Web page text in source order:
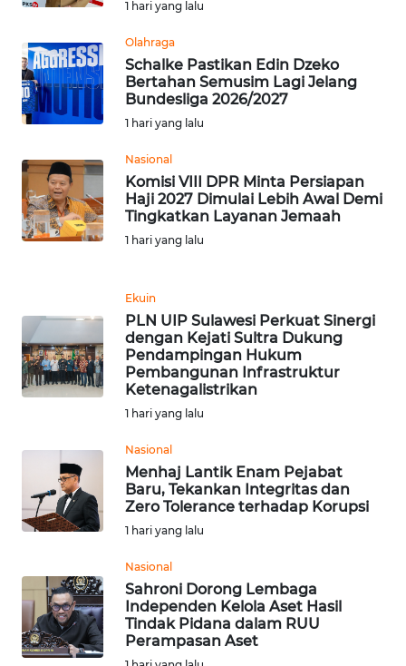
1 hari yang lalu
Olahraga
Schalke Pastikan Edin Dzeko
Bertahan Semusim Lagi Jelang
Bundesliga 2026/2027
1 hari yang lalu
Nasional
Komisi VIII DPR Minta Persiapan
Haji 2027 Dimulai Lebih Awal Demi
Tingkatkan Layanan Jemaah
1 hari yang lalu
Ekuin
PLN UIP Sulawesi Perkuat Sinergi
dengan Kejati Sultra Dukung
Pendampingan Hukum
Pembangunan Infrastruktur
Ketenagalistrikan
1 hari yang lalu
Nasional
Menhaj Lantik Enam Pejabat
Baru, Tekankan Integritas dan
Zero Tolerance terhadap Korupsi
1 hari yang lalu
Nasional
Sahroni Dorong Lembaga
Independen Kelola Aset Hasil
Tindak Pidana dalam RUU
Perampasan Aset
SIBER
REDAKSI
DISCLAIMER
Wahana
WN
SUMUT
WN
WN
JABAR
WN
WN
NTT
WN